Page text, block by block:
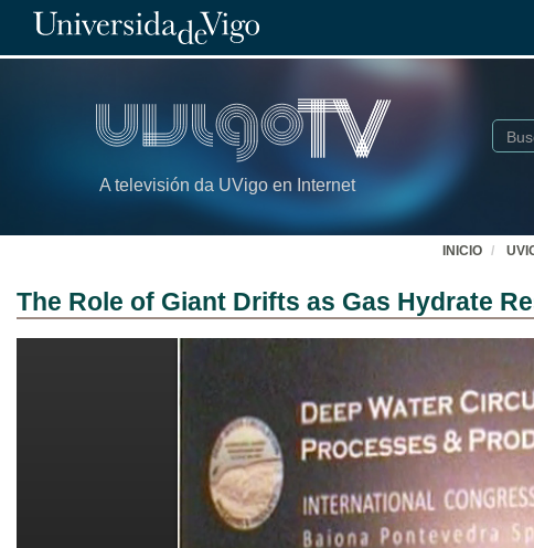
A televisión da UVigo en Internet
Buscar
INICIO
The Role of Giant Drifts as Gas Hydrate